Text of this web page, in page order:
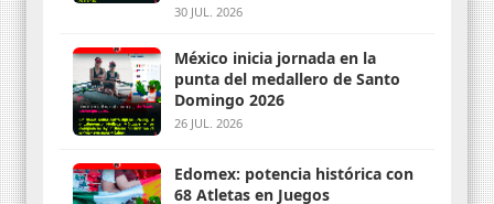
30 JUL. 2026
México inicia jornada en la
punta del medallero de Santo
Domingo 2026
26 JUL. 2026
Edomex: potencia histórica con
68 Atletas en Juegos